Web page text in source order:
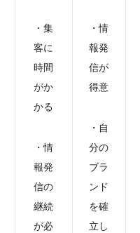
・集
客に
時間
がか
かる
・情
報発
信の
継続
が必
・情
報発
信が
得意
・自
分の
ブラ
ンド
を確
立し